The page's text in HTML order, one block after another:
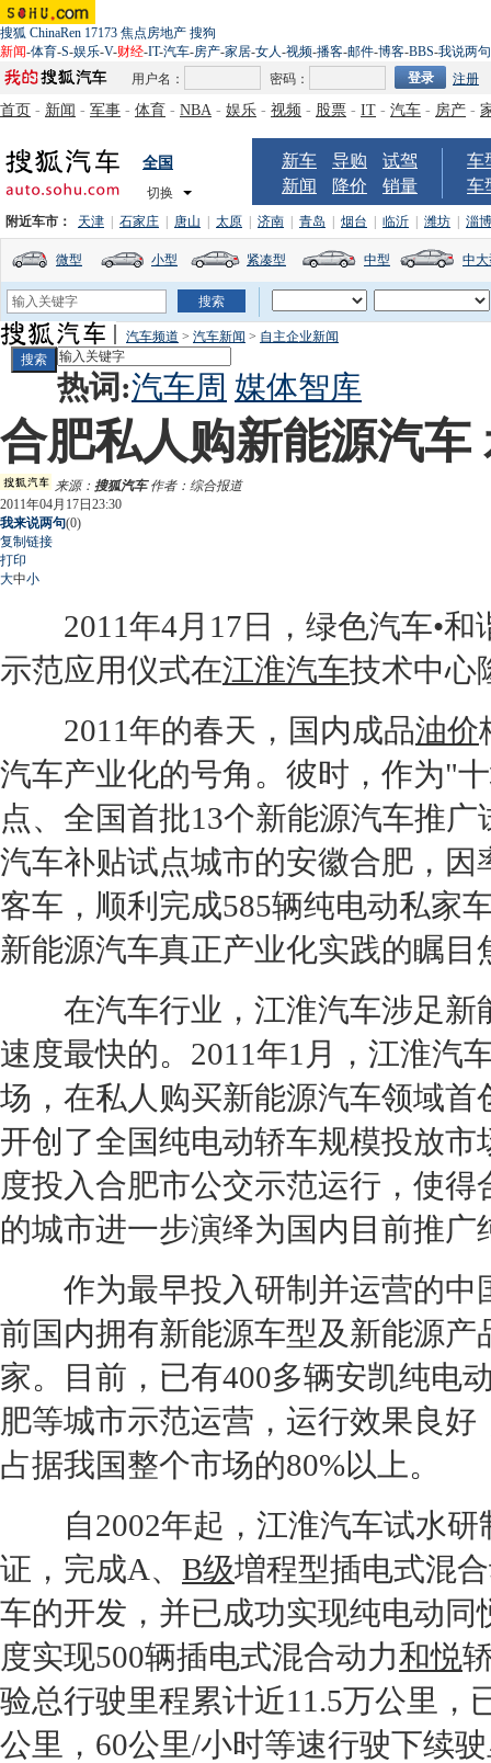
搜狐 ChinaRen 17173 焦点房地产 搜狗
新闻-体育-S-娱乐-V-财经-IT-汽车-房产-家居-女人-视频-播客-邮件-博客-BBS-我说两句
用户名：
密码： 注册
首页 - 新闻 - 军事 - 体育 - NBA - 娱乐 - 视频 - 股票 - IT - 汽车 - 房产 -
全国
切换
新车 导购
试驾
新闻
降价 销量
车
车
附近车市： 天津 石家庄 唐山 太原 济南 青岛 烟台 临沂 潍坊 淄博
微型 小型 紧凑型 中型 中
汽车频道 > 汽车新闻 > 自主企业新闻
热词:汽车周 媒体智库
合肥私人购新能源汽车
来源： 搜狐汽车作者：综合报道
2011年04月17日23:30
我来说两句(0)
复制链接
打印
大中小
2011年4月17日，绿色汽车•和
示范应用仪式在江淮汽车技术中心
2011年的春天，国内成品油价
汽车产业化的号角。彼时，作为"
点、全国首批13个新能源汽车推广
汽车补贴试点城市的安徽合肥，因
客车，顺利完成585辆纯电动私家
新能源汽车真正产业化实践的瞩目
在汽车行业， 江淮汽车涉足新
速度最快的。2011年1月， 江淮汽
场，在私人购买新能源汽车领域首
开创了全国纯电动轿车规模投放
度投入合肥市公交示范运行，使
的城市进一步演绎为国内目前推
作为最早投入研制并运营的中
前国内拥有新能源车型及 新能源产
家。目前，已有400多辆安凯纯电
肥等城市示范运营，运行效果良
占据我国整个市场的80%以上。
自2002年起， 江淮汽车试水研
证，完成A、 B级増程型插电式混
车的开发，并已成功实现纯电动同
度实现500辆插电式混合动力和悦
验总行驶里程累计近11.5万公里，
公里，60公里/小时等速行驶下续